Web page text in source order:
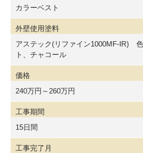
カラーベスト
外壁使用塗料
アステック(リファイン1000MF-IR)
ト、チャコール
価格
240万円～260万円
工事期間
15日間
工事完了月